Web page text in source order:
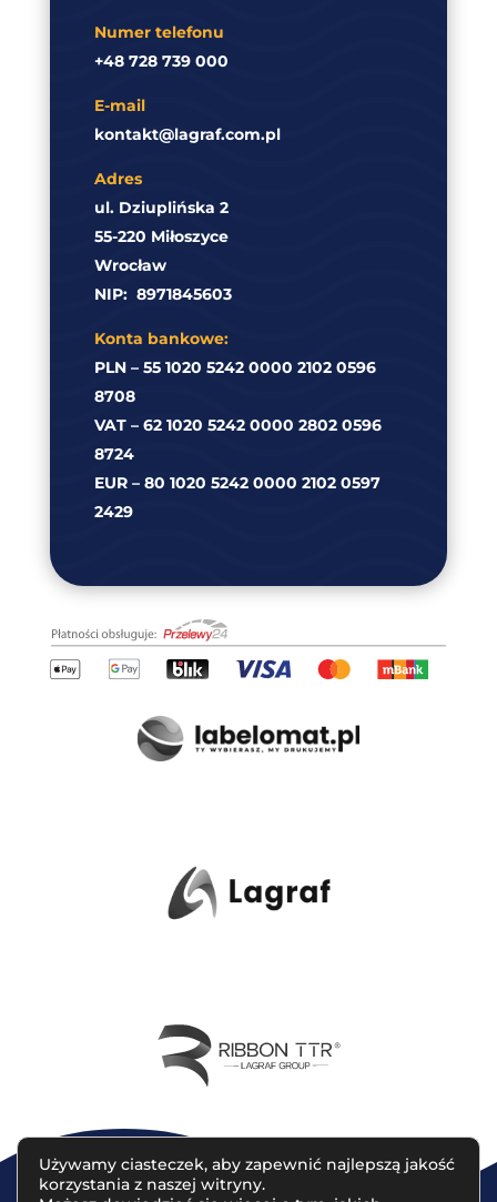
Numer telefonu
+48 728 739 000
E-mail
kontakt@lagraf.com.pl
Adres
ul. Dziuplińska 2
55-220 Miłoszyce
Wrocław
NIP: 8971845603
Konta bankowe:
PLN – 55 1020 5242 0000 2102 0596
8708
VAT – 62 1020 5242 0000 2802 0596
8724
EUR – 80 1020 5242 0000 2102 0597
2429
Używamy ciasteczek, aby zapewnić najlepszą jakość
korzystania z naszej witryny.